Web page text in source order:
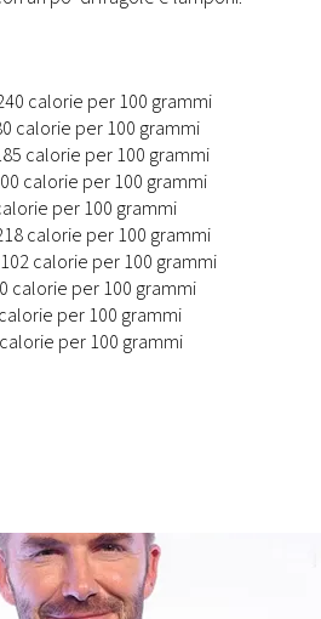
calorie per 100 grammi
calorie per 100 grammi
calorie per 100 grammi
calorie per 100 grammi
per 100 grammi
calorie per 100 grammi
calorie per 100 grammi
calorie per 100 grammi
per 100 grammi
per 100 grammi